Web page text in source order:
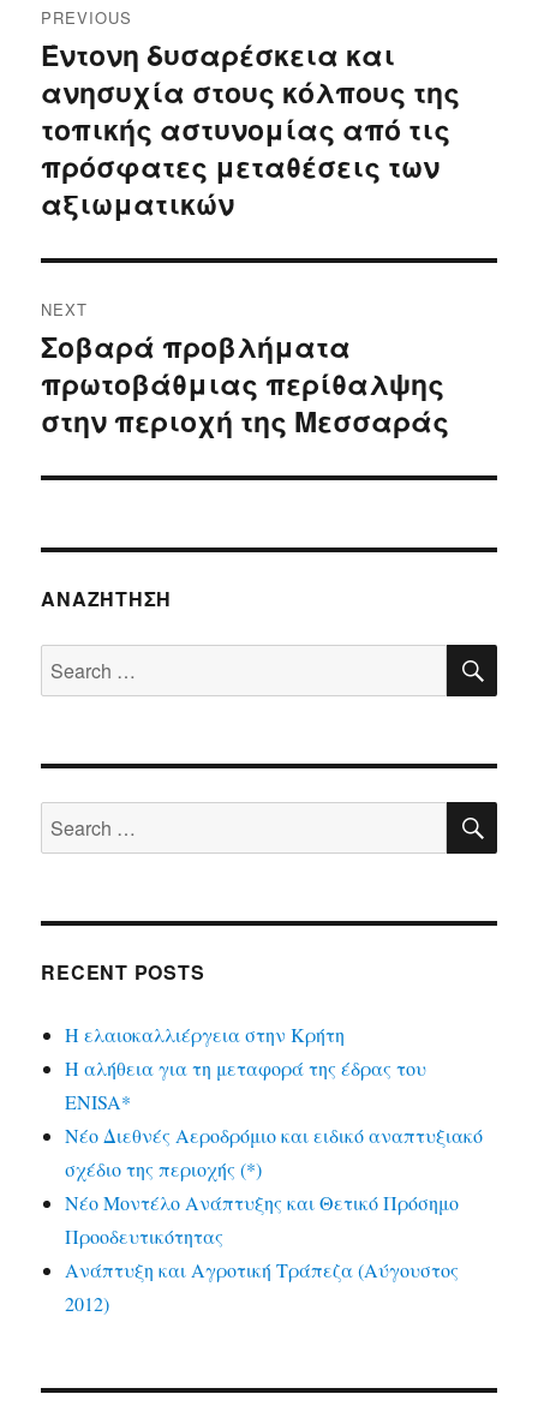
navigation
PREVIOUS
Previous
post:
Έντονη δυσαρέσκεια και
ανησυχία στους κόλπους της
τοπικής αστυνομίας από τις
πρόσφατες μεταθέσεις των
αξιωματικών
NEXT
Next
post:
Σοβαρά προβλήματα
πρωτοβάθμιας περίθαλψης
στην περιοχή της Μεσσαράς
ΑΝΑΖΉΤΗΣΗ
Search
for:
Search
for:
RECENT POSTS
Η ελαιοκαλλιέργεια στην Κρήτη
Η αλήθεια για τη μεταφορά της έδρας του
ENISA*
Νέο Διεθνές Αεροδρόμιο και ειδικό αναπτυξιακό
σχέδιο της περιοχής (*)
Νέο Μοντέλο Ανάπτυξης και Θετικό Πρόσημο
Προοδευτικότητας
Ανάπτυξη και Αγροτική Τράπεζα (Αύγουστος
2012)